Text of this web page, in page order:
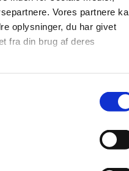
Vores partnere
oplysninger, du har givet
fra din brug af deres
og SketchUp
For institutioner og
virksomheder. Du
får vist priser ekskl.